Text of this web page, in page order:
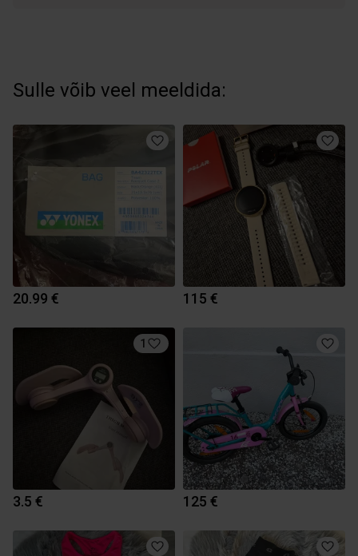
Sulle võib veel meeldida:
20.99 € 115 €
1
3.5 € 125 €